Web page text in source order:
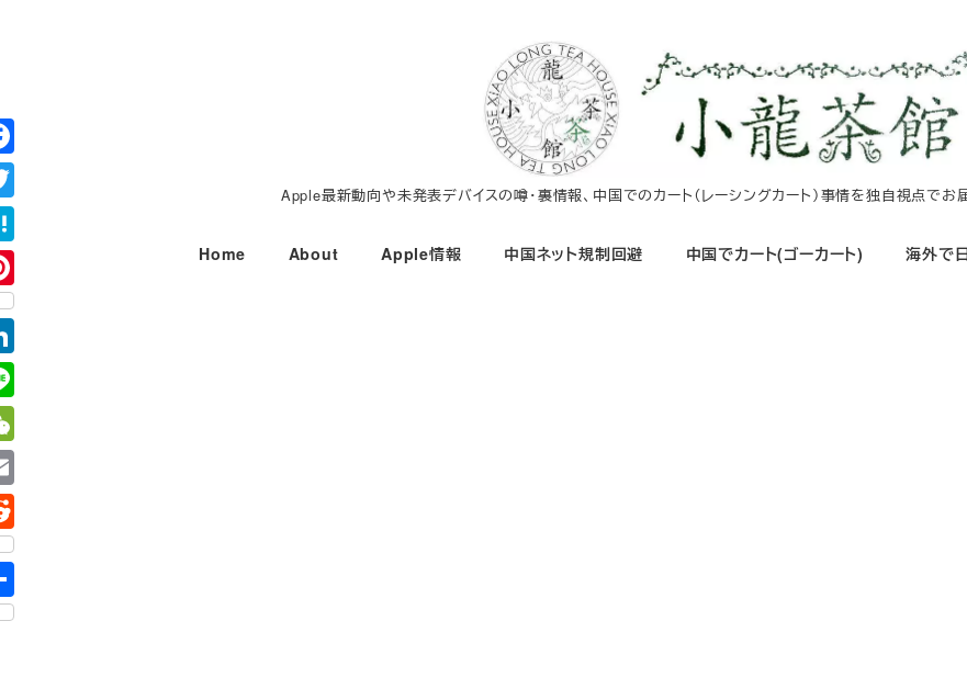
コ
ン
テ
ン
ツ
へ
移
動
Apple最新動向や未発表デバイスの噂・裏情報、中国でのカート（レーシングカート）事情を独自視点でお
Home About Apple情報 中国ネット規制回避 中国でカート(ゴーカート) 海外で